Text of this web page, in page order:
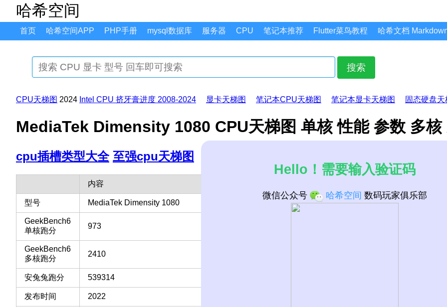
哈希空间
首页 哈希空间APP PHP手册 mysql数据库 服务器 CPU 笔记本推荐 Flutter菜鸟教程 哈希文档
搜索
CPU天梯图 2024 Intel CPU 挤牙膏进度 2008-2024 显卡天梯图 笔记本CPU天梯图 笔记本显卡天梯图 固态硬盘天
MediaTek Dimensity 1080 CPU天梯图 单核 性能 参数 多核
cpu插槽类型大全 至强cpu天梯图
内容
型号 MediaTek Dimensity 1080
GeekBench6
单核跑分
973
GeekBench6
多核跑分
2410
安兔兔跑分 539314
发布时间 2022
Hello！需要输入验证码
微信公众号 哈希空间 数码玩家俱乐部